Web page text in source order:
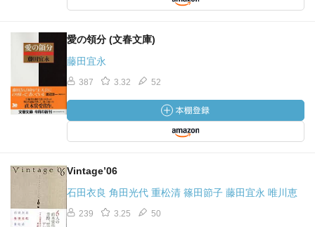
愛の領分 (文春文庫)
藤田宜永
387 3.32 52
Vintage’06
石田衣良 角田光代 重松清 篠田節子 藤田宜永 唯川恵
239 3.25 50